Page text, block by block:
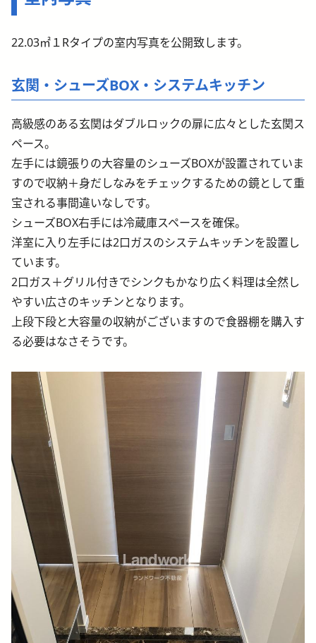
22.03㎡１Rタイプの室内写真を公開致します。
玄関・シューズBOX・システムキッチン
高級感のある玄関はダブルロックの扉に広々とした玄関ス
ペース。
左手には鏡張りの大容量のシューズBOXが設置されていま
すので収納＋身だしなみをチェックするための鏡として重
宝される事間違いなしです。
シューズBOX右手には冷蔵庫スペースを確保。
洋室に入り左手には2口ガスのシステムキッチンを設置し
ています。
2口ガス＋グリル付きでシンクもかなり広く料理は全然し
やすい広さのキッチンとなります。
上段下段と大容量の収納がございますので食器棚を購入す
る必要はなさそうです。